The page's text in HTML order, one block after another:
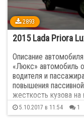
2893
2015 Lada Priora
Описание
«Люкс» автомобиль
водителя и
повышения
жесткость кузова
5.10.2017 в 11:54 1